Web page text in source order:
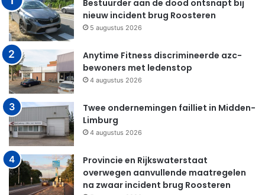
Bestuurder aan de dood ontsnapt bij
nieuw incident brug Roosteren
5 augustus 2026
Anytime Fitness discrimineerde azc-
bewoners met ledenstop
4 augustus 2026
Twee ondernemingen failliet in Midden-
Limburg
4 augustus 2026
Provincie en Rijkswaterstaat
overwegen aanvullende maatregelen
na zwaar incident brug Roosteren